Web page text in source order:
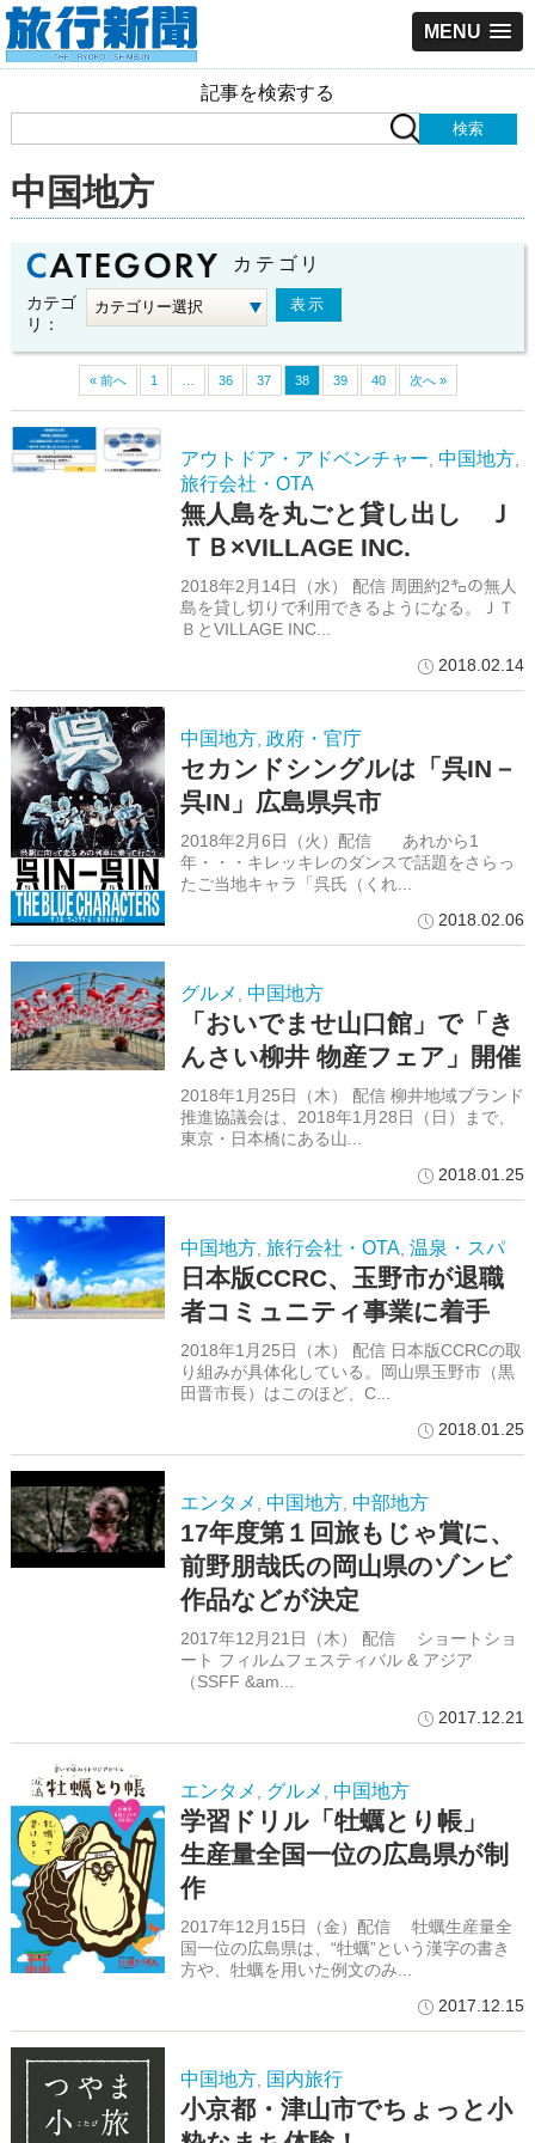
MENU
記事を検索する
中国地方
カテゴリ
カテゴ
リ：
« 前へ 1 36 37 38 39 40 次へ »
アウトドア・アドベンチャー, 中国地方,
旅行会社・OTA
無人島を丸ごと貸し出し Ｊ
ＴＢ×VILLAGE INC.
2018年2月14日（水） 配信 周囲約2㌔の無人
島を貸し切りで利用できるようになる。ＪＴ
ＢとVILLAGE INC...
2018.02.14
中国地方, 政府・官庁
セカンドシングルは「呉IN－
呉IN」広島県呉市
2018年2月6日（火）配信 あれから1
年・・・キレッキレのダンスで話題をさらっ
たご当地キャラ「呉氏（くれ...
2018.02.06
グルメ , 中国地方
「おいでませ山口館」で「き
んさい柳井 物産フェア」開催
2018年1月25日（木） 配信 柳井地域ブランド
推進協議会は、2018年1月28日（日）まで、
東京・日本橋にある山...
2018.01.25
中国地方, 旅行会社・OTA, 温泉・スパ
日本版CCRC、玉野市が退職
者コミュニティ事業に着手
2018年1月25日（木） 配信 日本版CCRCの取
り組みが具体化している。岡山県玉野市（黒
田晋市長）はこのほど、C...
2018.01.25
エンタメ , 中国地方, 中部地方
17年度第１回旅もじゃ賞に、
前野朋哉氏の岡山県のゾンビ
作品などが決定
2017年12月21日（木） 配信 ショートショ
ート フィルムフェスティバル & アジア
（SSFF &am...
2017.12.21
エンタメ , グルメ , 中国地方
学習ドリル「牡蠣とり帳」
生産量全国一位の広島県が制
作
2017年12月15日（金）配信 牡蠣生産量全
国一位の広島県は、“牡蠣”という漢字の書き
方や、牡蠣を用いた例文のみ...
2017.12.15
中国地方, 国内旅行
小京都・津山市でちょっと小